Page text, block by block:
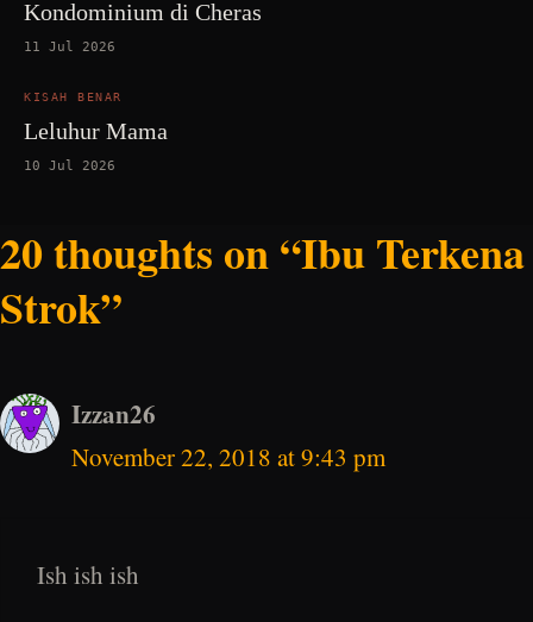
Kondominium di Cheras
11 Jul 2026
KISAH BENAR
Leluhur Mama
10 Jul 2026
20 thoughts on “Ibu Terkena
Strok”
Izzan26
November 22, 2018 at 9:43 pm
Ish ish ish